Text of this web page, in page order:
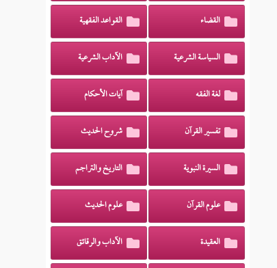
القضاء القواعد الفقهية
السياسة الشرعية الآداب الشرعية
لغة الفقه آيات الأحكام
تفسير القرآن شروح الحديث
السيرة النبوية التاريخ والتراجم
علوم القرآن علوم الحديث
العقيدة الآداب والرقائق